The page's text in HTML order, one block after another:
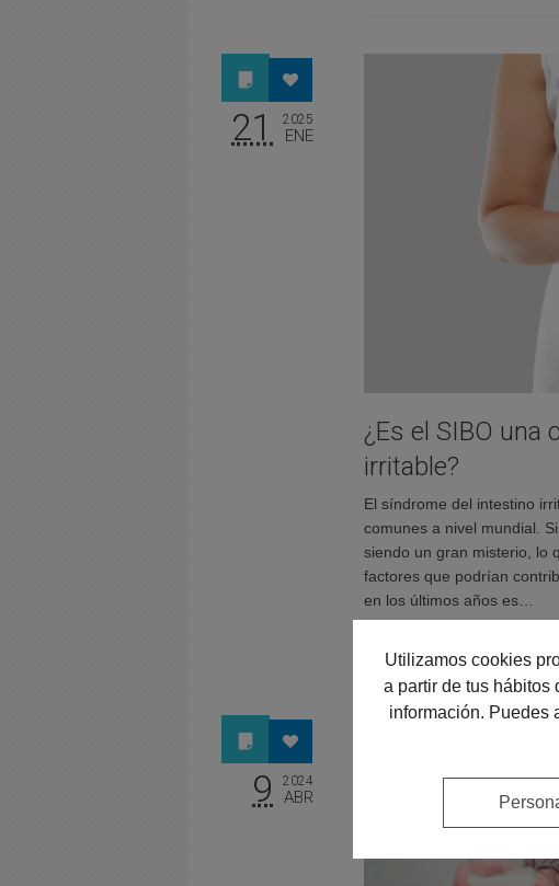
21 2025
ENE
¿Es el SIBO
irritable?
El síndrome del intestino
comunes a nivel mundial.
siendo un gran misterio, lo
factores que podrían
en los últimos años es…
9 2024
ABR
Utilizamos cookies
a partir de tus hábitos
información. Puedes